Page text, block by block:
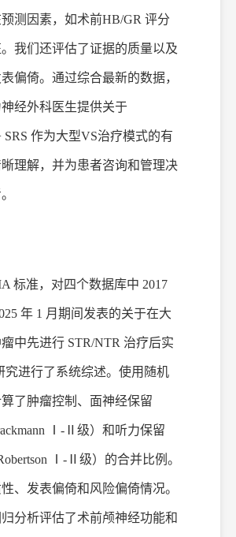
测因素，如术前HB/GR 评分
我们还评估了证据的质量以及
偏倚。通过综合最新的数据，
经外科医生提供关于
SRS 作为大型VS治疗模式的有
理解，并为患者咨询和管理决
标准，对四个数据库中 2017
年 1 月期间发表的关于在大
中先进行 STR/NTR 治疗后实
究进行了系统综述。使用随机
了肿瘤控制、面神经保留
Ⅰ-Ⅱ级）和听力保留
Robertson Ⅰ-Ⅱ级）的合并比例。
、发表偏倚和风险偏倚情况。
归分析评估了术前颅神经功能和